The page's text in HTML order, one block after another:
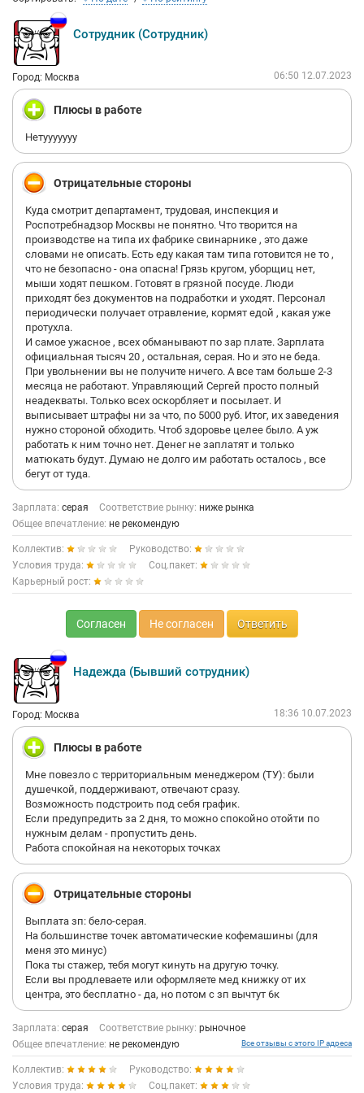
Сотрудник (Сотрудник)
Город: Москва 06:50 12.07.2023
Плюсы в работе
Нетууууууу
Отрицательные стороны
Куда смотрит департамент, трудовая, инспекция и
Роспотребнадзор Москвы не понятно. Что творится на
производстве на типа их фабрике свинарнике , это даже
словами не описать. Есть еду какая там типа готовится не то ,
что не безопасно - она опасна! Грязь кругом, уборщиц нет,
мыши ходят пешком. Готовят в грязной посуде. Люди
приходят без документов на подработки и уходят. Персонал
периодически получает отравление, кормят едой , какая уже
протухла.
И самое ужасное , всех обманывают по зар плате. Зарплата
официальная тысяч 20 , остальная, серая. Но и это не беда.
При увольнении вы не получите ничего. А все там больше 2-3
месяца не работают. Управляющий Сергей просто полный
неадекваты. Только всех оскорбляет и посылает. И
выписывает штрафы ни за что, по 5000 руб. Итог, их заведения
нужно стороной обходить. Чтоб здоровье целее было. А уж
работать к ним точно нет. Денег не заплатят и только
матюкать будут. Думаю не долго им работать осталось , все
бегут от туда.
Зарплата: серая Соответствие рынку: ниже рынка
Общее впечатление: не рекомендую
Коллектив:
Руководство:
Условия труда:
Соц.пакет:
Карьерный рост:
Согласен Не согласен Ответить
Надежда (Бывший сотрудник)
Город: Москва 18:36 10.07.2023
Плюсы в работе
Мне повезло с территориальным менеджером (ТУ): были
душечкой, поддерживают, отвечают сразу.
Возможность подстроить под себя график.
Если предупредить за 2 дня, то можно спокойно отойти по
нужным делам - пропустить день.
Работа спокойная на некоторых точках
Отрицательные стороны
Выплата зп: бело-серая.
На большинстве точек автоматические кофемашины (для
меня это минус)
Пока ты стажер, тебя могут кинуть на другую точку.
Если вы продлеваете или оформляете мед книжку от их
центра, это бесплатно - да, но потом с зп вычтут 6к
Зарплата: серая Соответствие рынку: рыночное
Общее впечатление: не рекомендую Все отзывы с этого IP адреса
Коллектив:
Руководство:
Условия труда:
Соц.пакет: